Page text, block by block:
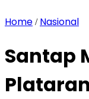
Home / Nasional
Santap